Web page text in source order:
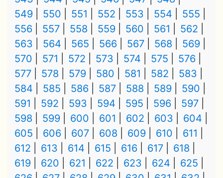
549
550 551 552 553 554
555
556
557 558 559 560 561
562
563
564 565 566 567 568
569
570
571 572 573 574 575
576
577
578 579 580 581 582
583
584
585 586 587 588 589
590
591
592 593 594 595 596
597
598
599 600 601 602 603
604
605
606 607 608 609 610
611
612
613 614 615 616 617
618
619
620 621 622 623 624
625